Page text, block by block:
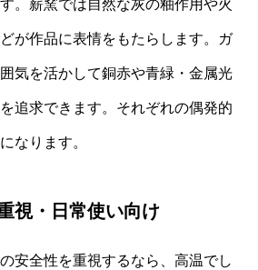
。薪窯では自然な灰の釉作用や火
が作品に表情をもたらします。ガ
気を活かして銅赤や青緑・金属光
追求できます。それぞれの偶発的
なります。
視・日常使い向け
安全性を重視するなら、高温でし